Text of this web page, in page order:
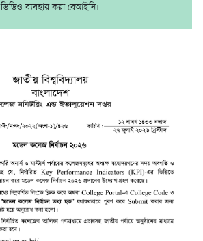
ভিডিও ব্যবহার করা বেআইনি।